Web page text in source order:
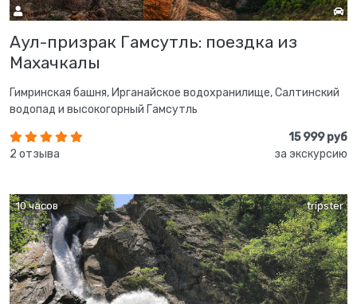
Аул-призрак Гамсутль: поездка из
Махачкалы
Гимринская башня, Ирганайское водохранилище, Салтинский
водопад и высокогорный Гамсутль
2 отзыва
15 999 руб
за экскурсию
tripster
10 часов